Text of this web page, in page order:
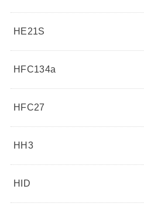
HE21S
HFC134a
HFC27
HH3
HID